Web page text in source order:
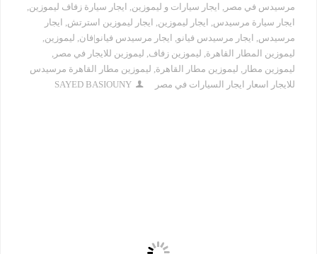
مرسيدس في مصر , ايجار سيارات و ليموزين, ايجار سيارة زفاف ليموزين,
ايجار سيارة مرسيدس, ايجار ليموزين, ايجار ليموزين استرتش, ايجار
مرسيدس, ايجار مرسيدس فيانو, ايجار مرسيدس فيانو|فان, ليموزين,
ليموزين المطار القاهرة, ليموزين زفاف, ليموزين للايجار في مصر ,
ليموزين مطار , ليموزين مطار القاهرة, ليموزين مطار القاهرة مرسيدس
للايجار اسعار ايجار السيارات في مصر
SAYED BASIOUNY